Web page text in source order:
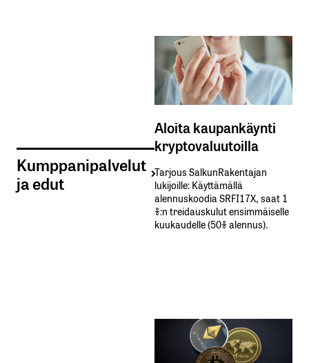
Kumppanipalvelut
ja edut
Aloita kaupankäynti
kryptovaluutoilla
Tarjous SalkunRakentajan
lukijoille: Käyttämällä​ ​
alennuskoodia​ ​SRFI17X,​ ​saat​ ​1
%:n treidauskulut​ ​ensimmäiselle​ ​
kuukaudelle​ ​(50%​ ​alennus).